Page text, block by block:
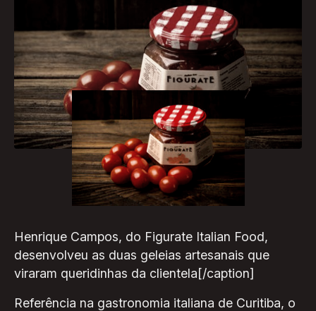
[caption id="attachment_1366"
align="aligncenter" width="300"]
Henrique Campos, do Figurate Italian Food,
desenvolveu as duas geleias artesanais que
viraram queridinhas da clientela[/caption]
Referência na gastronomia italiana de Curitiba, o